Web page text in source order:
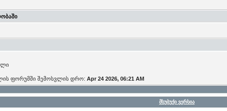
ფორუმში შემოსვლის დრო:Apr 24 2026, 06:21 AM
მსუბუქი ვერსია